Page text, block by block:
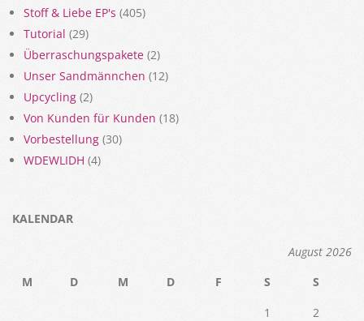
Stoff & Liebe EP's (405)
Tutorial (29)
Überraschungspakete (2)
Unser Sandmännchen (12)
Upcycling (2)
Von Kunden für Kunden (18)
Vorbestellung (30)
WDEWLIDH (4)
KALENDAR
August 2026
M
D M D F S
S
1
2